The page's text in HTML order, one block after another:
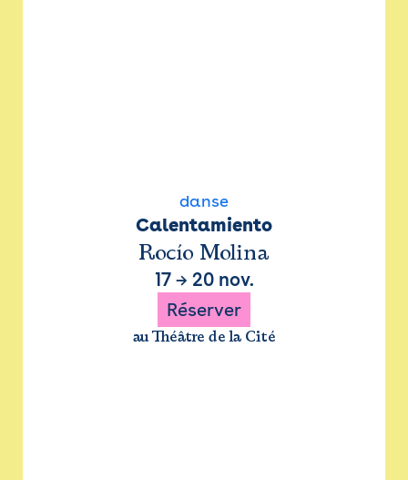
danse
Calentamiento
Rocío Molina
17→ 20 nov.
Réserver
au Théâtre de la Cité